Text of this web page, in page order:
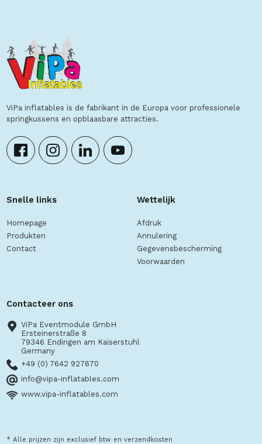
ViPa inflatables is de fabrikant in de Europa voor professionele
springkussens en opblaasbare attracties.
Snelle links
Homepage
Produkten
Contact
Wettelijk
Afdruk
Annulering
Gegevensbescherming
Voorwaarden
Contacteer ons
ViPa Eventmodule GmbH
Ersteinerstraße 8
79346 Endingen am Kaiserstuhl
Germany
+49 (0) 7642 927670
info@vipa-inflatables.com
www.vipa-inflatables.com
* Alle prijzen zijn exclusief btw en verzendkosten